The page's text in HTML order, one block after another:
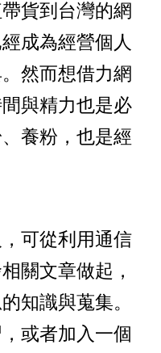
貨到台灣的網
成為經營個人
然而想借力網
與精力也是必
養粉，也是經
可從利用通信
關文章做起，
知識與蒐集。
或者加入一個